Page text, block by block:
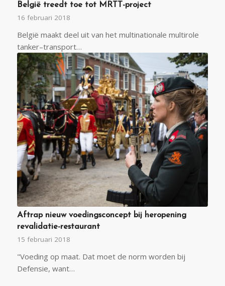
België treedt toe tot MRTT-project
16 februari 2018
België maakt deel uit van het multinationale multirole
tanker–transport…
Aftrap nieuw voedingsconcept bij heropening
revalidatie-restaurant
15 februari 2018
"Voeding op maat. Dat moet de norm worden bij
Defensie, want…